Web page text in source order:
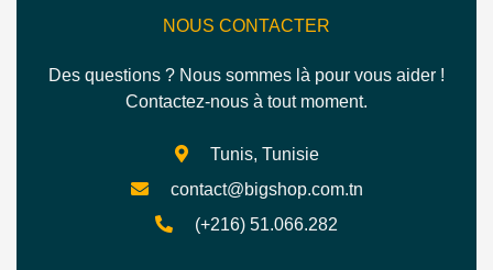
NOUS CONTACTER
Des questions ? Nous sommes là pour vous aider !
Contactez-nous à tout moment.
Tunis, Tunisie
contact@bigshop.com.tn
(+216) 51.066.282